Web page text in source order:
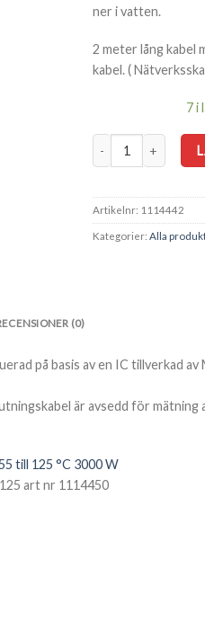
ner i vatten.
2 meter lång kabel
kabel. (
7 i
Temperatursensor.
Artikelnr: 1114442
Kategorier: Alla
(0)
på basis av en IC tillverkad av
är avsedd för
till 125 °C 3000 W
art nr 1114450